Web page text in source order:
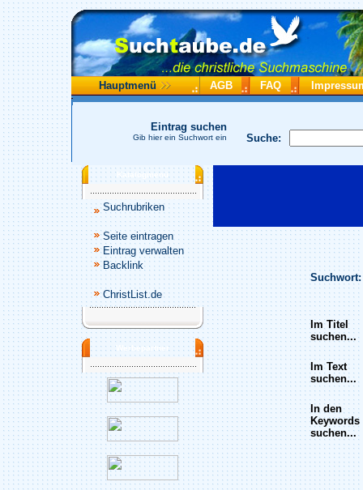
Hauptmenü AGB FAQ
Suche:
Eintrag suchen
Gib hier ein Suchwort ein
Katalogmenü
Suchrubriken
Seite eintragen
Eintrag verwalten
Backlink
ChristList.de
Werbepartner
Suchwort:
Im Titel
suchen...
Im Text
suchen...
In den
Keywords
suchen...